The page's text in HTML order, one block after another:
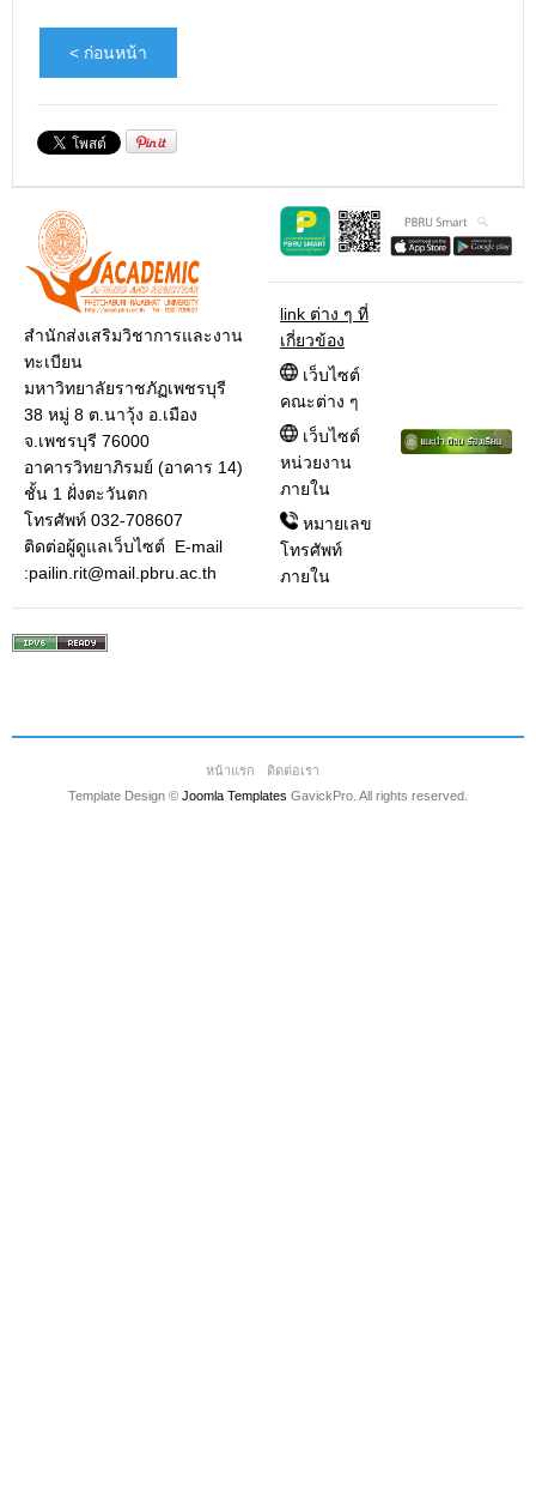
< ก่อนหน้า
สำนักส่งเสริมวิชาการและงาน
ทะเบียน
มหาวิทยาลัยราชภัฏเพชรบุรี
38 หมู่ 8 ต.นาวุ้ง อ.เมือง
จ.เพชรบุรี 76000
อาคารวิทยาภิรมย์ (อาคาร 14)
ชั้น 1 ฝั่งตะวันตก
โทรศัพท์ 032-708607
ติดต่อผู้ดูแลเว็บไซต์ E-mail
:pailin.rit@mail.pbru.ac.th
link ต่าง ๆ ที่
เกี่ยวข้อง
เว็บไซต์
คณะต่าง ๆ
เว็บไซต์
หน่วยงาน
ภายใน
หมายเลข
โทรศัพท์
ภายใน
หน้าแรก
ติดต่อเรา
Template Design © Joomla Templates GavickPro. All rights reserved.